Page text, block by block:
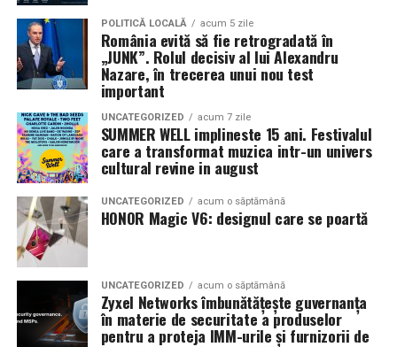
POLITICĂ LOCALĂ acum 5 zile
România evită să fie retrogradată în
„JUNK”. Rolul decisiv al lui Alexandru
Nazare, în trecerea unui nou test
important
UNCATEGORIZED acum 7 zile
SUMMER WELL implineste 15 ani. Festivalul
care a transformat muzica intr-un univers
cultural revine in august
UNCATEGORIZED acum o săptămână
HONOR Magic V6: designul care se poartă
UNCATEGORIZED acum o săptămână
Zyxel Networks îmbunătățește guvernanța
în materie de securitate a produselor
pentru a proteja IMM-urile și furnizorii de